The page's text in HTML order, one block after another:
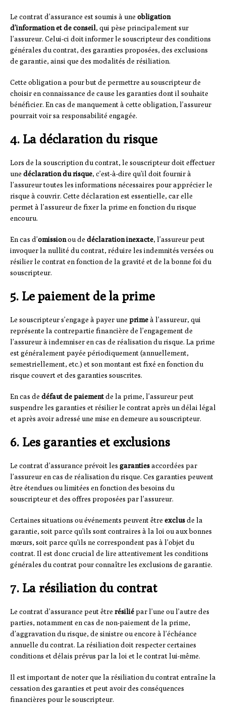
Le contrat d’assurance est soumis à une obligation
d’information et de conseil, qui pèse principalement sur
l’assureur. Celui-ci doit informer le souscripteur des conditions
générales du contrat, des garanties proposées, des exclusions
de garantie, ainsi que des modalités de résiliation.
Cette obligation a pour but de permettre au souscripteur de
choisir en connaissance de cause les garanties dont il souhaite
bénéficier. En cas de manquement à cette obligation, l’assureur
pourrait voir sa responsabilité engagée.
4. La déclaration du risque
Lors de la souscription du contrat, le souscripteur doit effectuer
une déclaration du risque, c’est-à-dire qu’il doit fournir à
l’assureur toutes les informations nécessaires pour apprécier le
risque à couvrir. Cette déclaration est essentielle, car elle
permet à l’assureur de fixer la prime en fonction du risque
encouru.
En cas d’omissionou de déclaration inexacte, l’assureur peut
invoquer la nullité du contrat, réduire les indemnités versées ou
résilier le contrat en fonction de la gravité et de la bonne foi du
souscripteur.
5. Le paiement de la prime
Le souscripteur s’engage à payer une primeà l’assureur, qui
représente la contrepartie financière de l’engagement de
l’assureur à indemniser en cas de réalisation du risque. La prime
est généralement payée périodiquement (annuellement,
semestriellement, etc.) et son montant est fixé en fonction du
risque couvert et des garanties souscrites.
En cas de défaut de paiementde la prime, l’assureur peut
suspendre les garanties et résilier le contrat après un délai légal
et après avoir adressé une mise en demeure au souscripteur.
6. Les garanties et exclusions
Le contrat d’assurance prévoit les garantiesaccordées par
l’assureur en cas de réalisation du risque. Ces garanties peuvent
être étendues ou limitées en fonction des besoins du
souscripteur et des offres proposées par l’assureur.
Certaines situations ou événements peuvent être exclusde la
garantie, soit parce qu’ils sont contraires à la loi ou aux bonnes
mœurs, soit parce qu’ils ne correspondent pas à l’objet du
contrat. Il est donc crucial de lire attentivement les conditions
générales du contrat pour connaître les exclusions de garantie.
7. La résiliation du contrat
Le contrat d’assurance peut être résiliépar l’une ou l’autre des
parties, notamment en cas de non-paiement de la prime,
d’aggravation du risque, de sinistre ou encore à l’échéance
annuelle du contrat. La résiliation doit respecter certaines
conditions et délais prévus par la loi et le contrat lui-même.
Il est important de noter que la résiliation du contrat entraîne la
cessation des garanties et peut avoir des conséquences
financières pour le souscripteur.